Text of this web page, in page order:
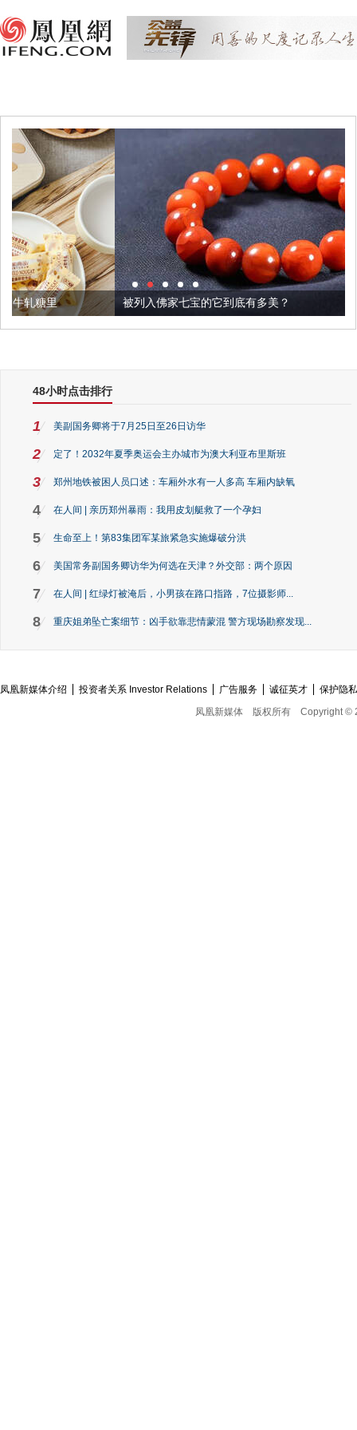
被列入佛家七宝的它到底有多美？
48小时点击排行
1 美副国务卿将于7月25日至26日访华
2 定了！2032年夏季奥运会主办城市为澳大利亚布里斯班
3 郑州地铁被困人员口述：车厢外水有一人多高 车厢内缺氧
4 在人间 | 亲历郑州暴雨：我用皮划艇救了一个孕妇
5 生命至上！第83集团军某旅紧急实施爆破分洪
6 美国常务副国务卿访华为何选在天津？外交部：两个原因
7 在人间 | 红绿灯被淹后，小男孩在路口指路，7位摄影师...
8 重庆姐弟坠亡案细节：凶手欲靠悲情蒙混 警方现场勘察发现...
凤凰新媒体介绍 投资者关系 Investor Relations 广告服务 诚征英才
保护隐
凤凰新媒体
版权所有 Copyright ©